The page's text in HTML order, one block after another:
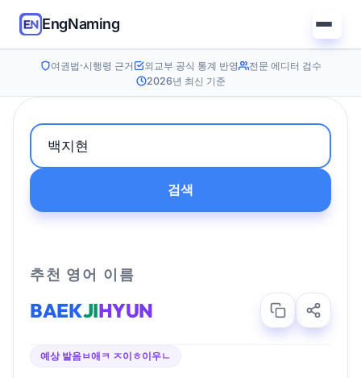
EngNaming
여권법·시행령 근거 외교부 공식 통계 반영
전문 에디터 검수
2026년 최신 기준
검색
추천 영어 이름
BAEKJIHYUN
예상 발음ㅂ애ㅋ ㅈ이ㅎ이우ㄴ